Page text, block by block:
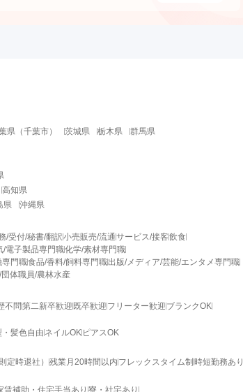
県 （千葉市） 茨城県 栃木県 群馬県
高知県
県 沖縄県
/受付/秘書/翻訳小売販売/流通サービス/接客飲食
/電子製品専門職化学/素材専門職
専門職食品/香料/飼料専門職出版/メディア/芸能/エンタメ専門職
体職員/農林水産
不問第二新卒歓迎 既卒歓迎 フリーター歓迎 ブランクOK
・髪色自由 ネイルOK ピアスOK
定時退社） 残業月20時間以内 フレックスタイム制時短勤務あり
賃補助・住宅手当あり 寮・社宅あり